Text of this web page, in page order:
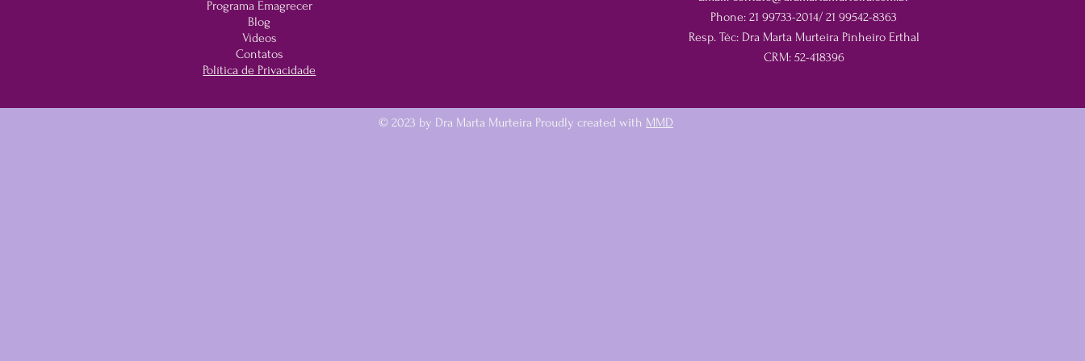
Programa Emagrecer
Blog
Vídeos
Contatos
Política de Privacidade
Phone: 21 99733-2014/ 21 99542-8363
Resp. Téc: Dra Marta Murteira Pinheiro Erthal
CRM: 52-418396
© 2023 by Dra Marta Murteira Proudly created with MMD